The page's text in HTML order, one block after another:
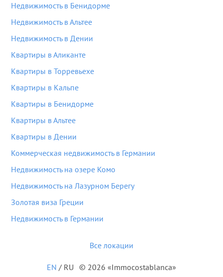
Недвижимость в Бенидорме
Недвижимость в Альтее
Недвижимость в Дении
Квартиры в Аликанте
Квартиры в Торревьехе
Квартиры в Кальпе
Квартиры в Бенидорме
Квартиры в Альтее
Квартиры в Дении
Коммерческая недвижимость в Германии
Недвижимость на озере Комо
Недвижимость на Лазурном Берегу
Золотая виза Греции
Недвижимость в Германии
Все локации
EN / RU © 2026 «Immocostablanca»